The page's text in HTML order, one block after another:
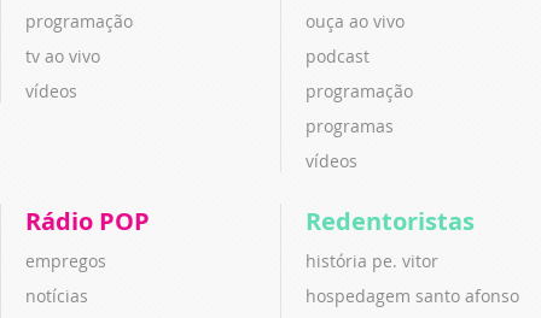
programação
tv ao vivo
vídeos
ouça ao vivo
podcast
programação
programas
vídeos
Rádio POP
empregos
notícias
Redentoristas
história pe. vitor
hospedagem santo afonso